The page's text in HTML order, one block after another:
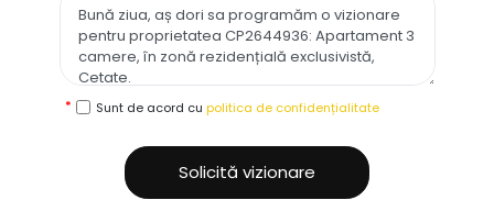
Sunt de acord cu politica de confidențialitate
Solicită vizionare